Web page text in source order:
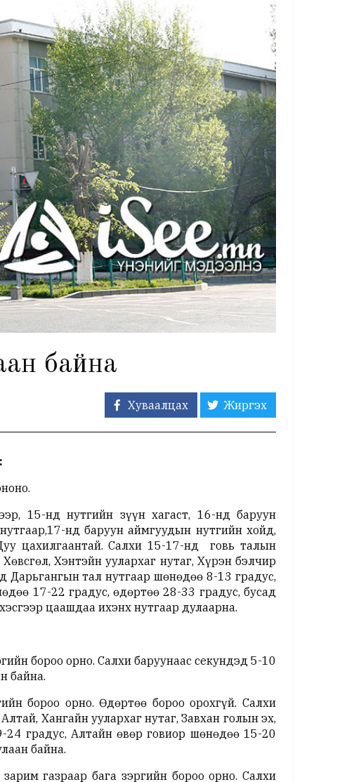
байна
Хуваалцах Жиргэх
15-нд нутгийн зүүн хагаст, 16-нд баруун
нд баруун аймгуудын нутгийн хойд,
цахилгаантай. Салхи 15-17-нд говь талын
Хэнтэйн уулархаг нутаг, Хүрэн бэлчир
тал нутгаар шөнөдөө 8-13 градус,
17-22 градус, өдөртөө 28-33 градус, бусад
цаашдаа ихэнх нутгаар дулаарна.
бороо орно. Салхи баруунаас секундэд 5-10
байна.
бороо орно. Өдөртөө бороо орохгүй. Салхи
Хангайн уулархаг нутаг, Завхан голын эх,
градус, Алтайн өвөр говиор шөнөдөө 15-20
байна.
газраар бага зэргийн бороо орно. Салхи